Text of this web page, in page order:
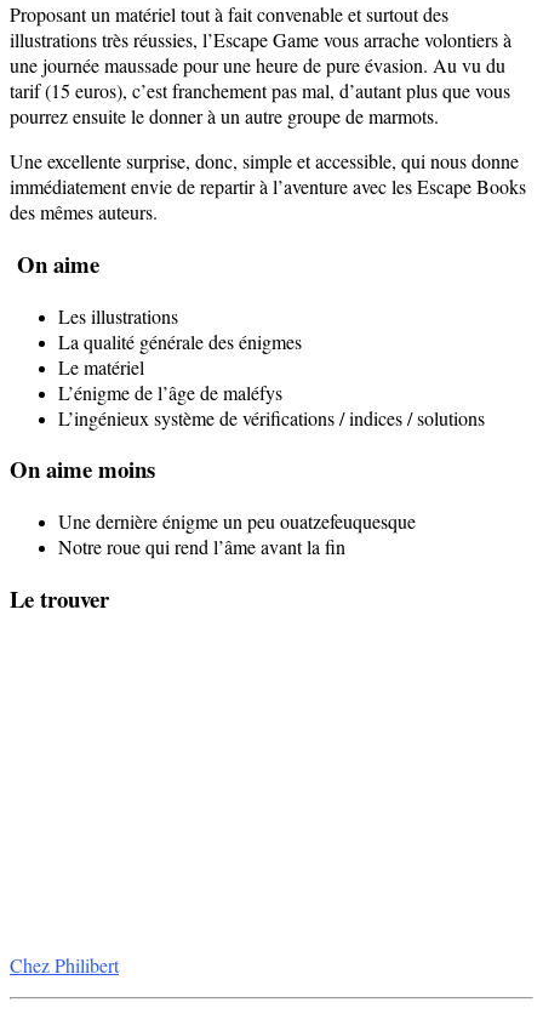
Proposant un matériel tout à fait convenable et surtout des
illustrations très réussies, l’Escape Game vous arrache volontiers à
une journée maussade pour une heure de pure évasion. Au vu du
tarif (15 euros), c’est franchement pas mal, d’autant plus que vous
pourrez ensuite le donner à un autre groupe de marmots.
Une excellente surprise, donc, simple et accessible, qui nous donne
immédiatement envie de repartir à l’aventure avec les Escape Books
des mêmes auteurs.
On aime
Les illustrations
La qualité générale des énigmes
Le matériel
L’énigme de l’âge de maléfys
L’ingénieux système de vérifications / indices / solutions
On aime moins
Une dernière énigme un peu ouatzefeuquesque
Notre roue qui rend l’âme avant la fin
Le trouver
Chez Philibert